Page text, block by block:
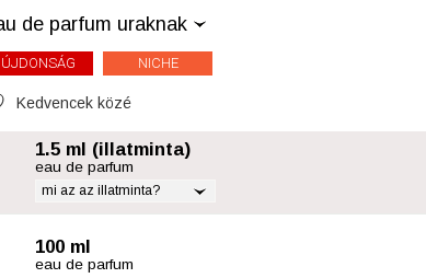
de parfum uraknak
ÚJDONSÁG NICHE
Kedvencek közé
1.5 ml (illatminta)
eau de parfum
mi az az illatminta?
100 ml
eau de parfum